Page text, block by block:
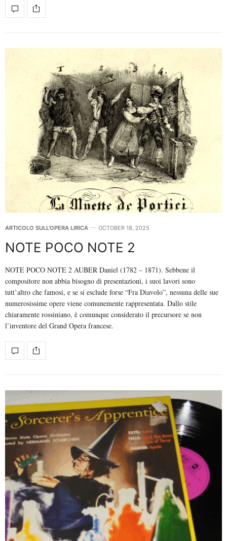
ARTICOLO SULL'OPERA LIRICA OCTOBER 18, 2025
NOTE POCO NOTE 2
NOTE POCO NOTE 2 AUBER Daniel (1782 – 1871). Sebbene il
compositore non abbia bisogno di presentazioni, i suoi lavori sono
tutt’altro che famosi, e se si esclude forse “Fra Diavolo”, nessuna delle sue
numerosissime opere viene comunemente rappresentata. Dallo stile
chiaramente rossiniano, è comunque considerato il precursore se non
l’inventore del Grand Opera francese.